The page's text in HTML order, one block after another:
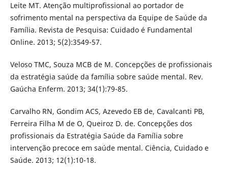
Leite MT. Atenção multiprofissional ao portador de
sofrimento mental na perspectiva da Equipe de Saúde da
Família. Revista de Pesquisa: Cuidado é Fundamental
Online. 2013; 5(2):3549-57.
Veloso TMC, Souza MCB de M. Concepções de profissionais
da estratégia saúde da família sobre saúde mental. Rev.
Gaúcha Enferm. 2013; 34(1):79-85.
Carvalho RN, Gondim ACS, Azevedo EB de, Cavalcanti PB,
Ferreira Filha M de O, Queiroz D. de. Concepções dos
profissionais da Estratégia Saúde da Família sobre
intervenção precoce em saúde mental. Ciência, Cuidado e
Saúde. 2013; 12(1):10-18.